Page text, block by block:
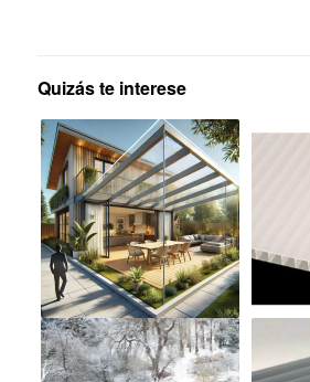
Quizás te interese